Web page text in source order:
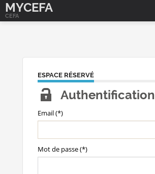
MYCEFA
CEFA
ESPACE RÉSERVÉ
Authentification
Email (*)
Mot de passe (*)